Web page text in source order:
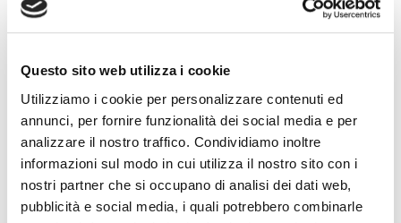
Questo sito web utilizza i cookie
Utilizziamo i cookie per personalizzare contenuti ed
annunci, per fornire funzionalità dei social media e per
analizzare il nostro traffico. Condividiamo inoltre
informazioni sul modo in cui utilizza il nostro sito con i
nostri partner che si occupano di analisi dei dati web,
pubblicità e social media, i quali potrebbero combinarle
Desire Dis-Equality è progetto di inclusione sportiva
ma, ancor prima, di rinascita.Condividere la vita in mare
affrontare un viaggio probabilmente impossibile per la loro
condizione e loro risorse, un viaggio che invece diventa un
successo sportivo e umano. ForzaRosa International
Breast Cancer Survivor Outrigger Va’a Paddlersnasce
invece dall’incontro tra il gruppo ForzaRosa Donna 2000